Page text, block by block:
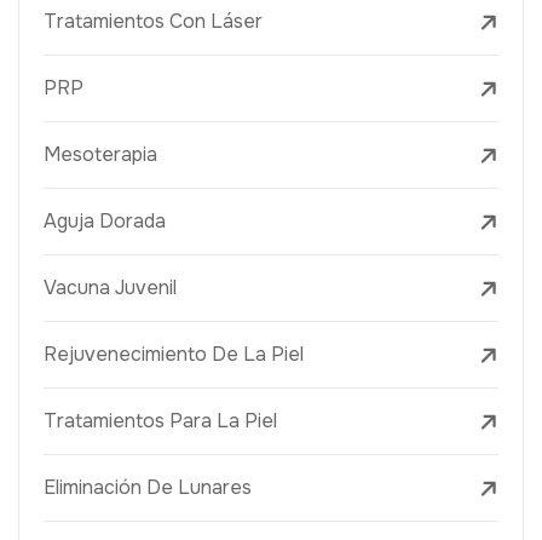
Tratamientos Con Láser
PRP
Mesoterapia
Aguja Dorada
Vacuna Juvenil
Rejuvenecimiento De La Piel
Tratamientos Para La Piel
Eliminación De Lunares